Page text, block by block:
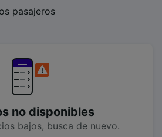
pasajeros
no disponibles
bajos, busca de nuevo.